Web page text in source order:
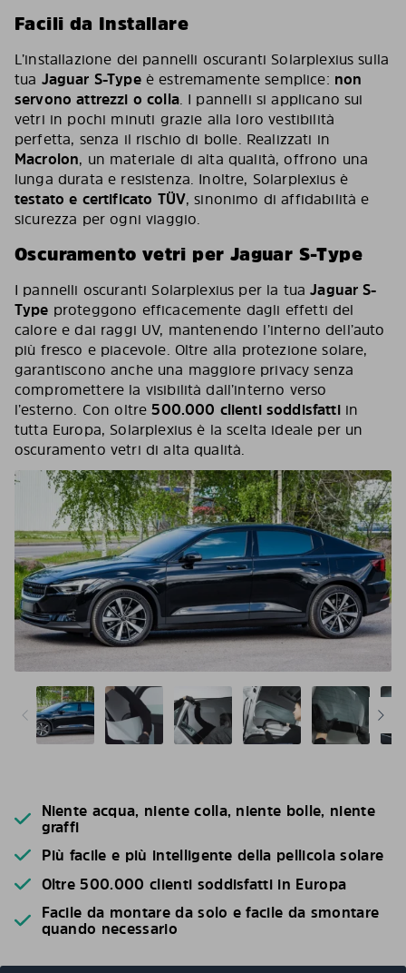
Facili da Installare
L’installazione dei pannelli oscuranti Solarplexius sulla
tua Jaguar S-Typeè estremamente semplice: non
servono attrezzi o colla. I pannelli si applicano sui
vetri in pochi minuti grazie alla loro vestibilità
perfetta, senza il rischio di bolle. Realizzati in
Macrolon, un materiale di alta qualità, offrono una
lunga durata e resistenza. Inoltre, Solarplexius è
testato e certificato TÜV, sinonimo di affidabilità e
sicurezza per ogni viaggio.
Oscuramento vetri per Jaguar S-Type
I pannelli oscuranti Solarplexius per la tuaJaguar S-
Type proteggono efficacemente dagli effetti del
calore e dai raggi UV, mantenendo l’interno dell’auto
più fresco e piacevole. Oltre alla protezione solare,
garantiscono anche una maggiore privacy senza
compromettere la visibilità dall’interno verso
l’esterno. Con oltre500.000 clienti soddisfattiin
tutta Europa, Solarplexius è la scelta ideale per un
oscuramento vetri di alta qualità.
Niente acqua, niente colla, niente bolle, niente
graffi
Più facile e più intelligente della pellicola solare
Oltre 500.000 clienti soddisfatti in Europa
Facile da montare da solo e facile da smontare
quando necessario